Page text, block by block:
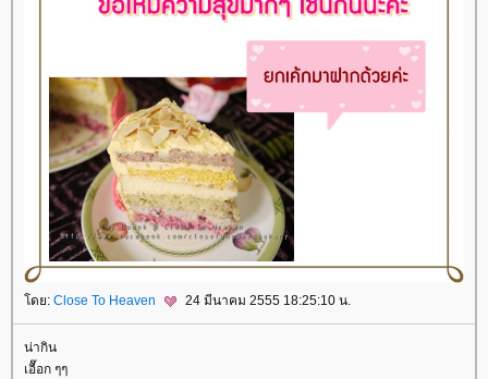
ดย: Close To Heaven 24 มีนาคม 2555 18:25:10 น.
น่ากิน
เอื๊อก ๆๆ